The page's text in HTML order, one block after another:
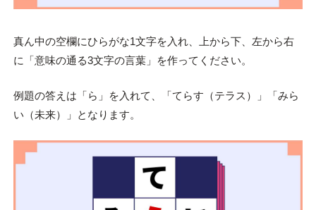
真ん中の空欄にひらがな1文字を入れ、上から下、左から右
に「意味の通る3文字の言葉」を作ってください。
例題の答えは「ら」を入れて、「てらす（テラス）」「みら
い（未来）」となります。